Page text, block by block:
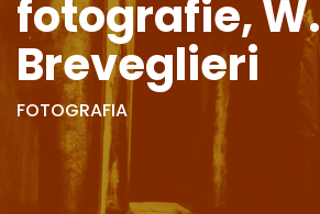
fotografie, W.
Breveglieri
FOTOGRAFIA